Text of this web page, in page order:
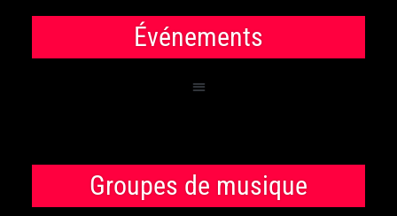
Événements
Groupes de musique